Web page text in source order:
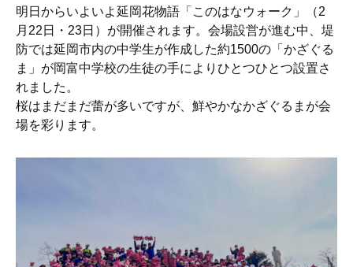
明日からいよいよ延岡花物語「このはなウォーク」（2
月22日・23日）が開催されます。会場設営が進む中、堤
防では延岡市内の中学生が作成した約1500の「かざぐる
ま」が岡富中学校の生徒の手によりひとつひとつ設置さ
れました。
桜はまだまだ蕾が多いですが、鮮やかなかざぐるまが会
場を彩ります。